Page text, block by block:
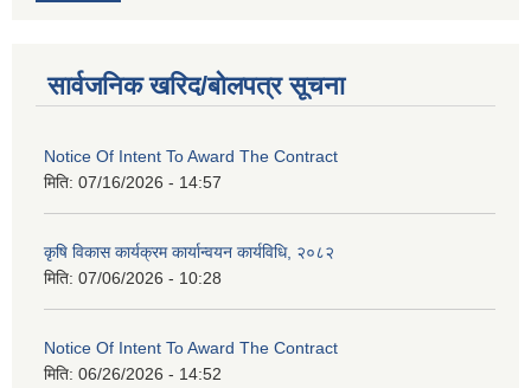
सार्वजनिक खरिद/बोलपत्र सूचना
Notice Of Intent To Award The Contract
मिति: 07/16/2026 - 14:57
कृषि विकास कार्यक्रम कार्यान्वयन कार्यविधि, २०८२
मिति: 07/06/2026 - 10:28
Notice Of Intent To Award The Contract
मिति: 06/26/2026 - 14:52